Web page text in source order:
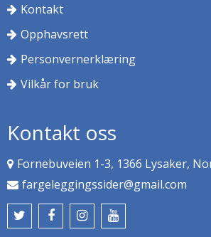
Kontakt
Opphavsrett
Personvernerklæring
Vilkår for bruk
Kontakt oss
Fornebuveien 1-3, 1366 Lysaker,
fargeleggingssider@gmail.com